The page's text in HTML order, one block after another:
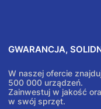
GWARANCJA,
W naszej ofercie
500 000 urządzeń.
Zainwestuj w jakość
w swój sprzęt.